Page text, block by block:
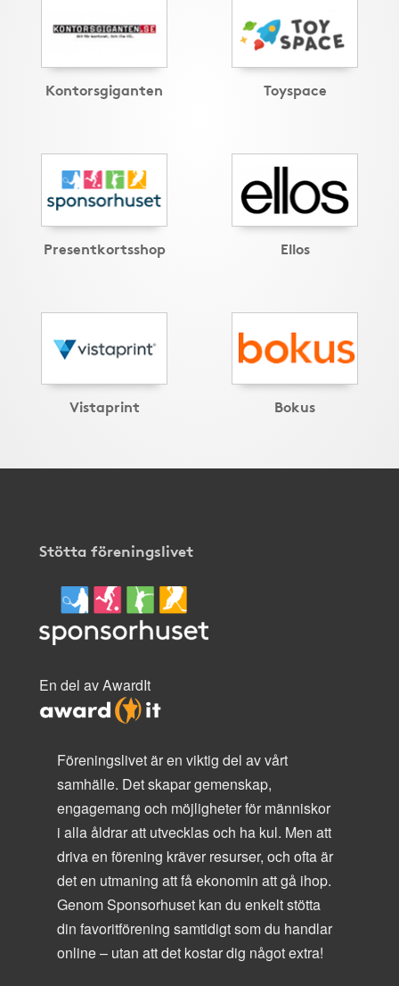
Kontorsgiganten Toyspace
Presentkortsshop Ellos
Vistaprint Bokus
Stötta föreningslivet
En del av AwardIt
Föreningslivet är en viktig del av vårt
samhälle. Det skapar gemenskap,
engagemang och möjligheter för människor
i alla åldrar att utvecklas och ha kul. Men att
driva en förening kräver resurser, och ofta är
det en utmaning att få ekonomin att gå ihop.
Genom Sponsorhuset kan du enkelt stötta
din favoritförening samtidigt som du handlar
online – utan att det kostar dig något extra!